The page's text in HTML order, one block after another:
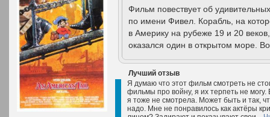
Фильм повествует об
по имени Фивел. Корабль, на
в Америку на рубеже 19 и 20
оказался один в открытом море.
Лучший отзыв
Я думаю что этот фильм смотреть не
фильмы про войну, я их терпеть не
я тоже не смотрела. Может быть и так,
надо. Мне не понравилось как актёры